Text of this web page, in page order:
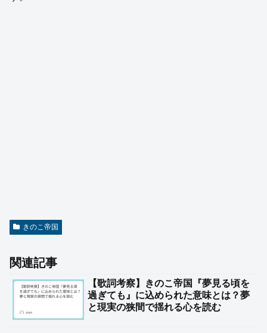
きのこ帝国
関連記事
【歌詞考察】きのこ帝国『夢見る頃を
過ぎても』に込められた意味とは？夢
と現実の狭間で揺れる心を読む